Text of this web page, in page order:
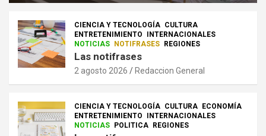
CIENCIA Y TECNOLOGÍA CULTURA
ENTRETENIMIENTO
INTERNACIONALES
NOTICIAS NOTIFRASES REGIONES
Las notifrases
2 agosto 2026 Redaccion General
CIENCIA Y TECNOLOGÍA CULTURA ECONOMÍA
ENTRETENIMIENTO
INTERNACIONALES
NOTICIAS POLITICA REGIONES